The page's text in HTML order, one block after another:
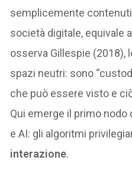
semplicemente
società digitale, equivale
osserva Gillespie (2018),
spazi neutri: sono
che può essere visto e
Qui emerge il primo
e AI: gli algoritmi
interazione.